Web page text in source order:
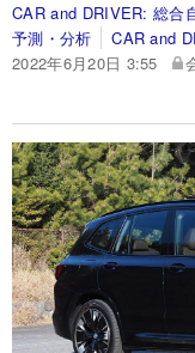
CAR and DRIVER:総合
予測・分析
CAR and
2022年6月20日 3:55